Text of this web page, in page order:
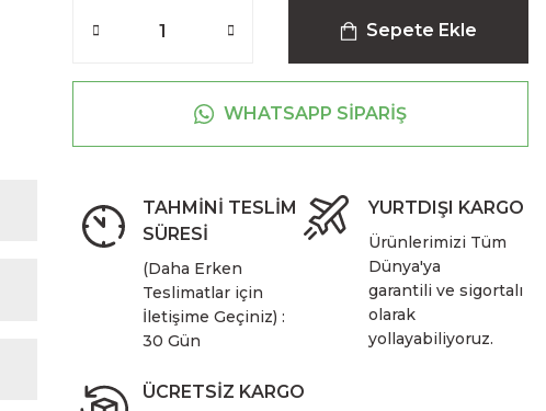
Sepete Ekle
WHATSAPP SİPARİŞ
TAHMİNİ TESLİM
SÜRESİ
(Daha Erken
Teslimatlar için
İletişime Geçiniz) :
30 Gün
YURTDIŞI KARGO
Ürünlerimizi Tüm
Dünya'ya
garantili ve sigortalı
olarak
yollayabiliyoruz.
ÜCRETSİZ KARGO